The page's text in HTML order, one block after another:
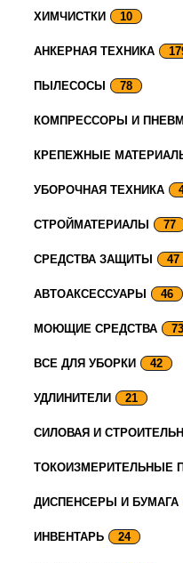
ХИМЧИСТКИ 10
АНКЕРНАЯ ТЕХНИКА
ПЫЛЕСОСЫ 78
КОМПРЕССОРЫ И
КРЕПЕЖНЫЕ
УБОРОЧНАЯ ТЕХНИКА
СТРОЙМАТЕРИАЛЫ 77
СРЕДСТВА ЗАЩИТЫ 47
АВТОАКСЕССУАРЫ 46
МОЮЩИЕ СРЕДСТВА 73
ВСЕ ДЛЯ УБОРКИ 42
УДЛИНИТЕЛИ 21
СИЛОВАЯ И
ТОКОИЗМЕРИТЕЛЬНЫЕ
ДИСПЕНСЕРЫ И БУМАГА
ИНВЕНТАРЬ 24